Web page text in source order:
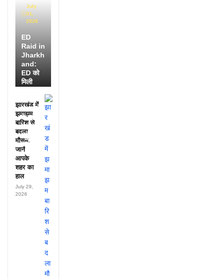
July
31,
2026
ED
Raid in
Jharkh
and:
ED को
मिली
25
अफसरों
के नाम,
हर महीने
पहुंचते थे
लाखों!
झारखंड में
झमाझम
बारिश से
बदला
मौसम,
जानें
आपके
शहर का
हाल
July 29,
2026